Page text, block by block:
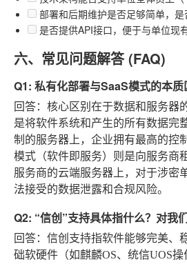
部署和后期维护是否足够简单，是
是否提供API接口，便于与单位现
六、常见问题解答 (FAQ)
Q1: 私有化部署与SaaS模式的本质
回答：核心区别在于数据和服务器
是将软件系统和产生的所有数据完
制的服务器上，企业拥有最高的控
模式（软件即服务）则是向服务商
服务商的云端服务器上，对于涉密
法接受的数据泄露和合规风险。
Q2: “信创”支持具体指什么？对我
回答：信创支持指软件能够完美、
础软硬件（如麒麟OS、统信UOS